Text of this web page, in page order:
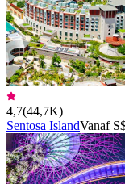
4,7(44,7K)
Sentosa IslandVanaf